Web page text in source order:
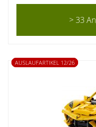
> 33
AUSLAUFARTIKEL 12/26